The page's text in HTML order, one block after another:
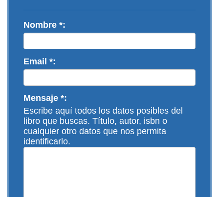
Nombre *:
Email *:
Mensaje *:
Escribe aquí todos los datos posibles del
libro que buscas. Título, autor, isbn o
cualquier otro datos que nos permita
identificarlo.